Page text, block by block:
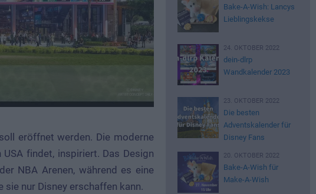
eröffnet werden. Die moderne
findet, inspiriert. Das Design
NBA Arenen, während es eine
nur Disney erschaffen kann.
Bake-A-Wish: Lancys
Lieblingskekse
24. OKTOBER 2022
dein-dlrp
Wandkalender 2023
23. OKTOBER 2022
Die besten
Adventskalender für
Disney Fans
20. OKTOBER 2022
Bake-A-Wish für
Make-A-Wish